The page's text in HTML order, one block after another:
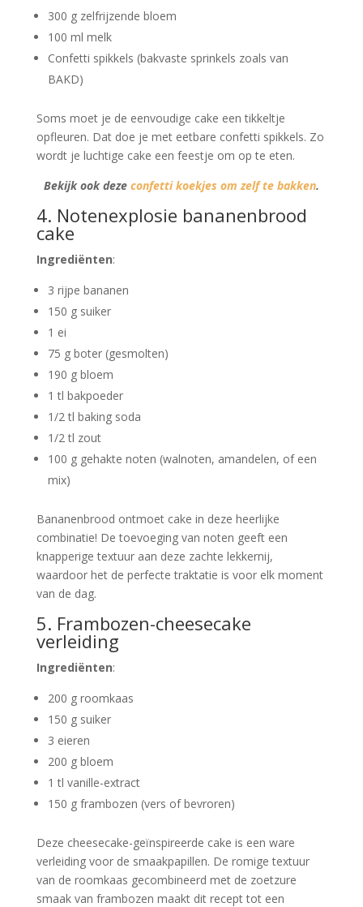
300 g zelfrijzende bloem
100 ml melk
Confetti spikkels (bakvaste sprinkels zoals van
BAKD)
Soms moet je de eenvoudige cake een tikkeltje
opfleuren. Dat doe je met eetbare confetti spikkels. Zo
wordt je luchtige cake een feestje om op te eten.
Bekijk ook deze confetti koekjes om zelf te bakken.
4. Notenexplosie bananenbrood
cake
Ingrediënten:
3 rijpe bananen
150 g suiker
1 ei
75 g boter (gesmolten)
190 g bloem
1 tl bakpoeder
1/2 tl baking soda
1/2 tl zout
100 g gehakte noten (walnoten, amandelen, of een
mix)
Bananenbrood ontmoet cake in deze heerlijke
combinatie! De toevoeging van noten geeft een
knapperige textuur aan deze zachte lekkernij,
waardoor het de perfecte traktatie is voor elk moment
van de dag.
5. Frambozen-cheesecake
verleiding
Ingrediënten:
200 g roomkaas
150 g suiker
3 eieren
200 g bloem
1 tl vanille-extract
150 g frambozen (vers of bevroren)
Deze cheesecake-geïnspireerde cake is een ware
verleiding voor de smaakpapillen. De romige textuur
van de roomkaas gecombineerd met de zoetzure
smaak van frambozen maakt dit recept tot een